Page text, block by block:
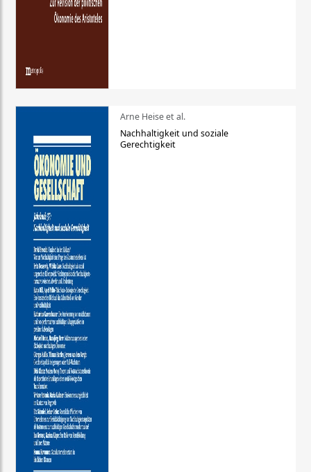
Arne Heise et al.
Nachhaltigkeit und soziale
Gerechtigkeit